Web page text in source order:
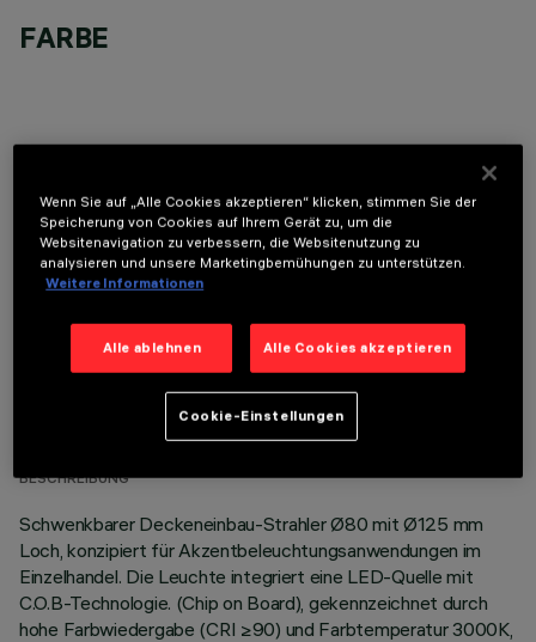
FARBE
OPTIONALE KOMPONENTEN
TECHNISCHE DATEN
LETZTES UPDATE: 07.08.2026
BESCHREIBUNG
Schwenkbarer Deckeneinbau-Strahler Ø80 mit Ø125 mm
Loch, konzipiert für Akzentbeleuchtungsanwendungen im
Einzelhandel. Die Leuchte integriert eine LED-Quelle mit
C.O.B-Technologie. (Chip on Board), gekennzeichnet durch
hohe Farbwiedergabe (CRI ≥90) und Farbtemperatur 3000K,
Wenn Sie auf „Alle Cookies akzeptieren“ klicken, stimmen Sie der
Speicherung von Cookies auf Ihrem Gerät zu, um die
Websitenavigation zu verbessern, die Websitenutzung zu
analysieren und unsere Marketingbemühungen zu unterstützen.
Weitere Informationen
Alle ablehnen Alle Cookies akzeptieren
Cookie-Einstellungen